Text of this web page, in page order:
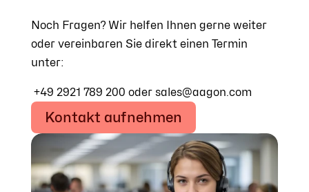
Noch Fragen? Wir helfen Ihnen gerne weiter
oder vereinbaren Sie direkt einen Termin
unter:
+49 2921 789 200 oder sales@aagon.com
Kontakt aufnehmen